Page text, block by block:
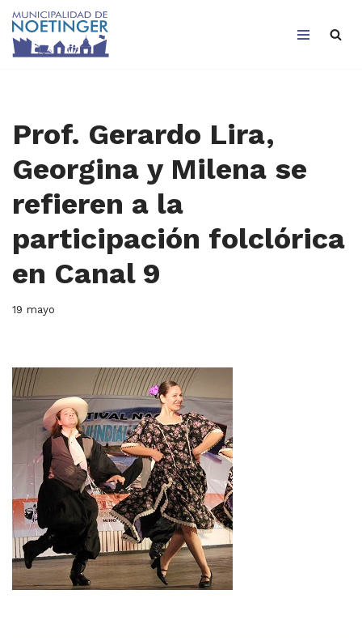
Saltar
Prof. Gerardo Lira,
Georgina y Milena se
refieren a la
participación folclórica
en Canal 9
19 mayo